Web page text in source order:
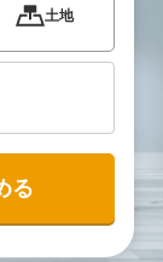
土地
る